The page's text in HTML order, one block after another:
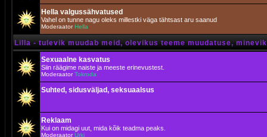
Hella valgussähvatused
Vahel on tunne nagu oleks millestki väga tähtsast aru saanud
Moderaator Hella
Lilla - tulevik muudab meid, olevikus teeme muudatuse,
Sexuaalne kasvatus
Siin räägime naiste ja meeste erinevustest.
ModeraatorTokroda
Suhted, sidusväljad, seksuaalsus
Reklaam
Kui on midagi uut, mida kõik teadma peaks.
ModeraatorUrki